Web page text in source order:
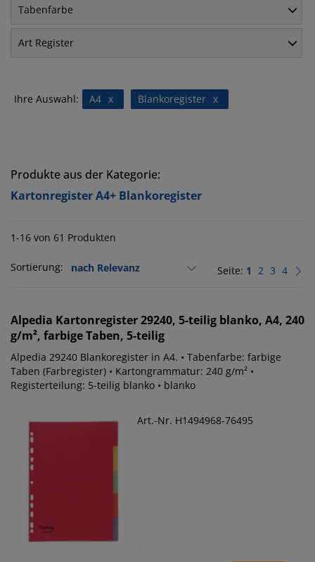
Tabenfarbe
Art Register
Ihre Auswahl: x
A4 x
Blankoregister
Produkte aus der Kategorie:
Kartonregister A4+ Blankoregister
1-16 von 61 Produkten
Sortierung: Seite: 1 2 3 4
Alpedia Kartonregister 29240, 5-teilig blanko, A4, 240
g/m², farbige Taben, 5-teilig
Alpedia 29240 Blankoregister in A4. • Tabenfarbe: farbige
Taben (Farbregister) • Kartongrammatur: 240 g/m² •
Registerteilung: 5-teilig blanko • blanko
Art.-Nr. H1494968-76495